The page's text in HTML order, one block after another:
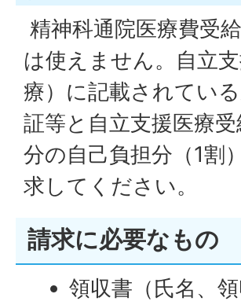
精神科通院医療費受
は使えません。自立
療）に記載されてい
証等と自立支援医療
分の自己負担分（1割
求してください。
請求に必要なもの
領収書（氏名、